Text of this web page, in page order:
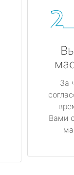
За
Вами